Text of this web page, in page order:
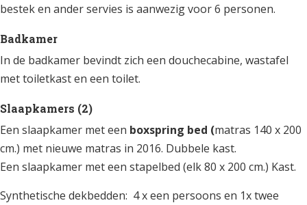
bestek en ander servies is aanwezig voor 6 personen.
Badkamer
In de badkamer bevindt zich een douchecabine, wastafel
met toiletkast en een toilet.
Slaapkamers (2)
Een slaapkamer met een boxspring bed (matras 140 x 200
cm.) met nieuwe matras in 2016. Dubbele kast.
Een slaapkamer met een stapelbed (elk 80 x 200 cm.) Kast.
Synthetische dekbedden: 4 x een persoons en 1x twee